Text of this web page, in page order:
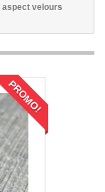
aspect velours
PROMO!